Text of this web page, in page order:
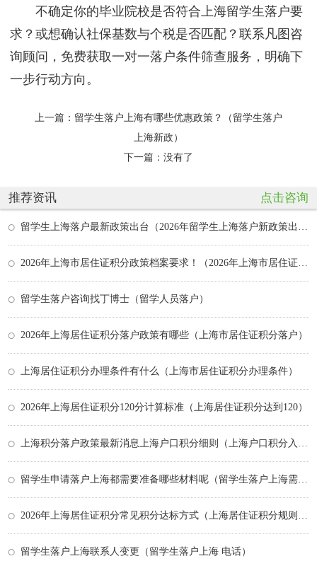
不确定你的毕业院校是否符合上海留学生落户要
求？或想确认社保基数与个税是否匹配？联系凡图咨
询顾问，免费获取一对一落户条件筛查服务，明确下
一步行动方向。
上一篇： 留学生落户上海有哪些优惠政策？（留学生落户
上海新政）
下一篇：没有了
推荐资讯 点击咨询
留学生落户咨询找丁博士（留学人员落户）
2026年上海居住证积分落户政策有哪些（上海市居住证积分落户）
上海居住证积分办理条件有什么（上海市居住证积分办理条件）
2026年上海居住证积分120分计算标准（上海居住证积分达到120）
留学生落户上海联系人变更（留学生落户上海 电话）